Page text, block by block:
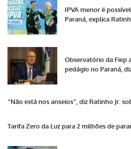
IPVA menor é
Paraná, explica
Observatório da Fiep
pedágio no Paraná,
“Não está nos anseios”, diz Ratinho Jr.
Tarifa Zero da Luz para 2 milhões de